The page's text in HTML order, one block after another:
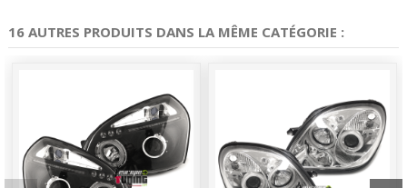
16 AUTRES PRODUITS DANS LA MÊME CATÉGORIE :